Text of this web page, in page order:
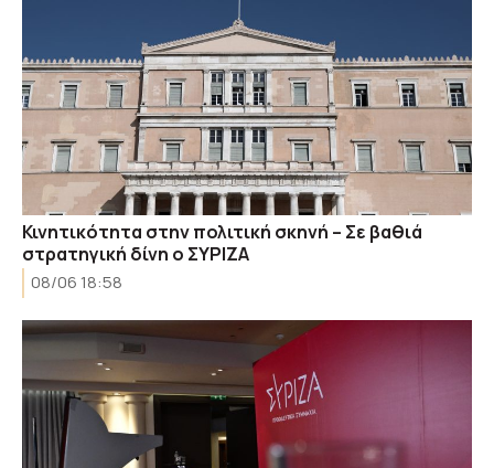
Κινητικότητα στην πολιτική σκηνή – Σε βαθιά
στρατηγική δίνη ο ΣΥΡΙΖΑ
08/06 18:58